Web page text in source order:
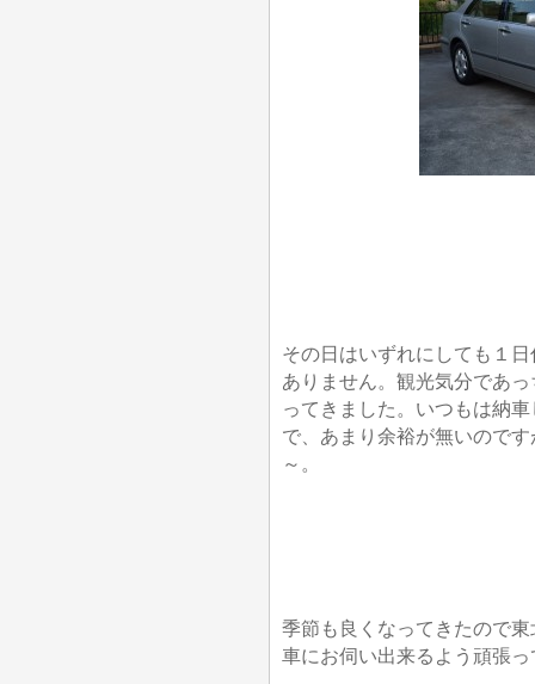
その日はいずれにしても１
ありません。観光気分であ
ってきました。いつもは納
で、あまり余裕が無いので
～。
季節も良くなってきたので
車にお伺い出来るよう頑張